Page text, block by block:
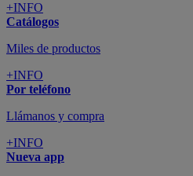
+INFO
Catálogos
Miles de productos
+INFO
Por teléfono
Llámanos y compra
+INFO
Nueva app